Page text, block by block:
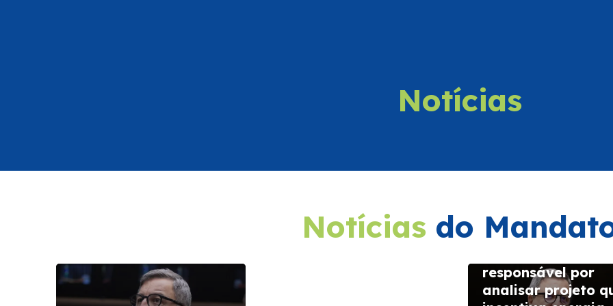
Notícias
Notícias do
Halleluya consolida
calendário turístico
nacional
responsável por
analisar projeto